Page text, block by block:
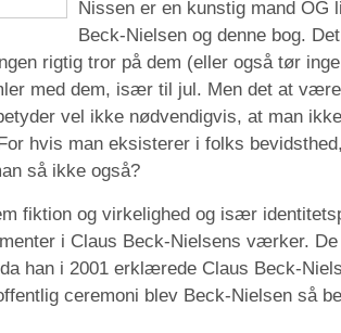
Nissen er en kunstig mand OG
Beck-Nielsen og denne bog.
rigtig tror på dem (eller også tør
med dem, især til jul. Men det at
vel ikke nødvendigvis, at man
hvis man eksisterer i folks
så ikke også?
fiktion og virkelighed og især
i Claus Beck-Nielsens værker.
han i 2001 erklærede Claus Beck-
ceremoni blev Beck-Nielsen så